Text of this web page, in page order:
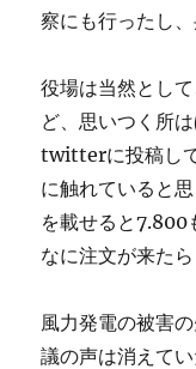
察にも行ったし
役場は当然とし
ど、思いつく所
twitterに投稿し
に触れていると
を載せると7.800
なに注文が来た
風力発電の被害
議の声は消えて